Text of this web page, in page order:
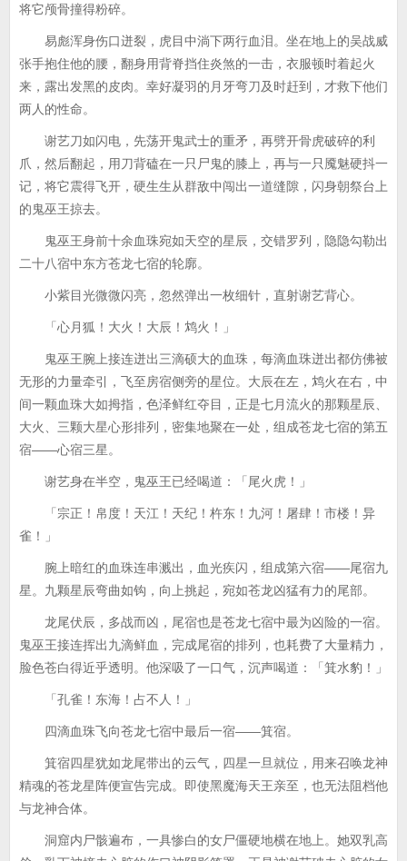
将它颅骨撞得粉碎。
易彪浑身伤口迸裂，虎目中淌下两行血泪。坐在地上的吴战威
张手抱住他的腰，翻身用背脊挡住炎煞的一击，衣服顿时着起火
来，露出发黑的皮肉。幸好凝羽的月牙弯刀及时赶到，才救下他们
两人的性命。
谢艺刀如闪电，先荡开鬼武士的重矛，再劈开骨虎破碎的利
爪，然后翻起，用刀背磕在一只尸鬼的膝上，再与一只魇魅硬抖一
记，将它震得飞开，硬生生从群敌中闯出一道缝隙，闪身朝祭台上
的鬼巫王掠去。
鬼巫王身前十余血珠宛如天空的星辰，交错罗列，隐隐勾勒出
二十八宿中东方苍龙七宿的轮廓。
小紫目光微微闪亮，忽然弹出一枚细针，直射谢艺背心。
「心月狐！大火！大辰！鸩火！」
鬼巫王腕上接连迸出三滴硕大的血珠，每滴血珠迸出都仿佛被
无形的力量牵引，飞至房宿侧旁的星位。大辰在左，鸩火在右，中
间一颗血珠大如拇指，色泽鲜红夺目，正是七月流火的那颗星辰、
大火、三颗大星心形排列，密集地聚在一处，组成苍龙七宿的第五
宿——心宿三星。
谢艺身在半空，鬼巫王已经喝道：「尾火虎！」
「宗正！帛度！天江！天纪！杵东！九河！屠肆！市楼！异
雀！」
腕上暗红的血珠连串溅出，血光疾闪，组成第六宿——尾宿九
星。九颗星辰弯曲如钩，向上挑起，宛如苍龙凶猛有力的尾部。
龙尾伏辰，多战而凶，尾宿也是苍龙七宿中最为凶险的一宿。
鬼巫王接连挥出九滴鲜血，完成尾宿的排列，也耗费了大量精力，
脸色苍白得近乎透明。他深吸了一口气，沉声喝道：「箕水豹！」
「孔雀！东海！占不人！」
四滴血珠飞向苍龙七宿中最后一宿——箕宿。
箕宿四星犹如龙尾带出的云气，四星一旦就位，用来召唤龙神
精魂的苍龙星阵便宣告完成。即使黑魔海天王亲至，也无法阻档他
与龙神合体。
洞窟内尸骸遍布，一具惨白的女尸僵硬地横在地上。她双乳高